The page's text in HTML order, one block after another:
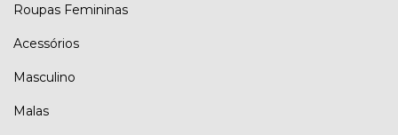
Roupas Femininas
Acessórios
Masculino
Malas